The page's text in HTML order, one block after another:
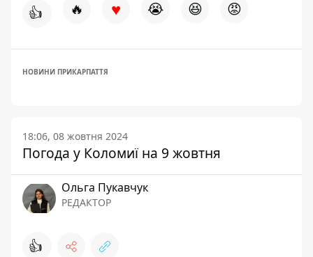
👍 🔥 ♥ 😭 😆 😡
НОВИНИ ПРИКАРПАТТЯ
18:06, 08 жовтня 2024
Погода у Коломиї на 9 жовтня
Ольга Пукавчук
РЕДАКТОР
👍